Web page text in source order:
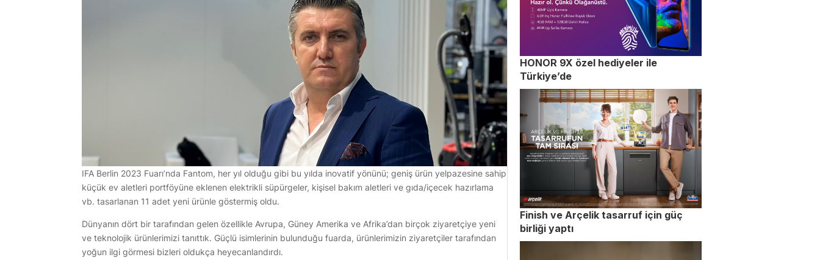
IFA Berlin 2023 Fuarı’nda Fantom, her yıl olduğu gibi bu yılda inovatif yönünü; geniş ürün yelpazesine sahip
küçük ev aletleri portföyüne eklenen elektrikli süpürgeler, kişisel bakım aletleri ve gıda/içecek hazırlama
vb. tasarlanan 11 adet yeni ürünle göstermiş oldu.
Dünyanın dört bir tarafından gelen özellikle Avrupa, Güney Amerika ve Afrika’dan birçok ziyaretçiye yeni
ve teknolojik ürünlerimizi tanıttık. Güçlü isimlerinin bulunduğu fuarda, ürünlerimizin ziyaretçiler tarafından
yoğun ilgi görmesi bizleri oldukça heyecanlandırdı.
HONOR 9X özel hediyeler ile
Türkiye’de
Finish ve Arçelik tasarruf için güç
birliği yaptı